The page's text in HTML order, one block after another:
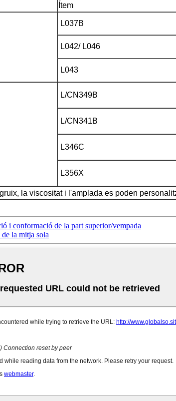
Ítem
L037B
L042/ L046
L043
L/CN349B
L/CN341B
L346C
L356X
la viscositat i l'amplada es poden
i conformació de la part superior/vempada
la mitja sola